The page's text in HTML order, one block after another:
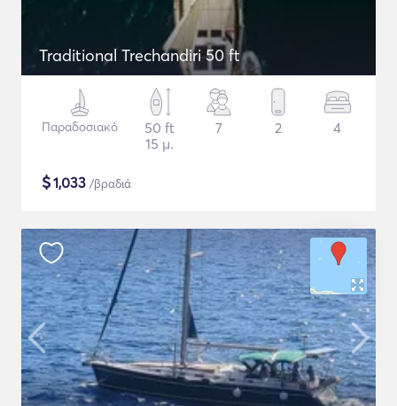
Traditional Trechandiri 50 ft
Παραδοσιακό
50 ft
15 μ.
7 2 4
$1,033 /βραδιά